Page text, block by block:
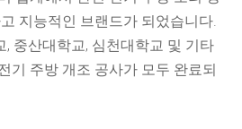
지능적인 브랜드가 되었습니다.
, 중산대학교, 심천대학교 및 기타
기 주방 개조 공사가 모두 완료되